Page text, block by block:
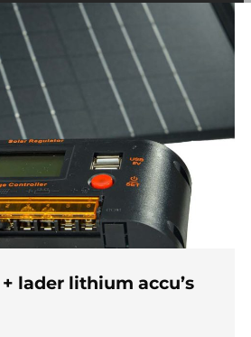
lader lithium accu’s